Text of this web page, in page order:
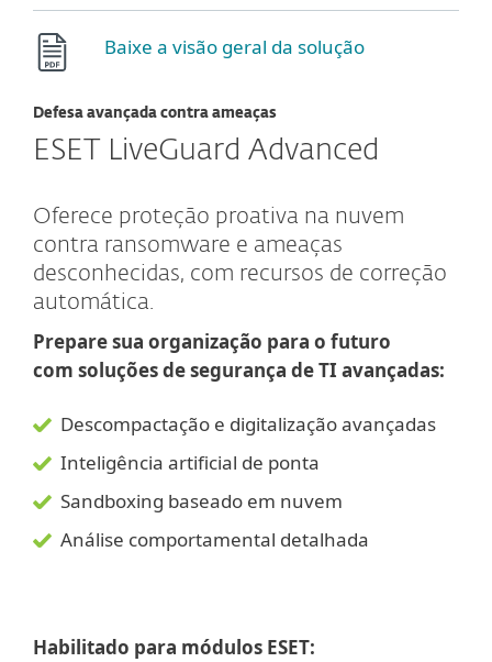
Baixe a visão geral da solução
Defesa avançada contra ameaças
ESET LiveGuard Advanced
Oferece proteção proativa na nuvem
contra ransomware e ameaças
desconhecidas, com recursos de correção
automática.
Prepare sua organização para o futuro
com soluções de segurança de TI avançadas:
Descompactação e digitalização avançadas
Inteligência artificial de ponta
Sandboxing baseado em nuvem
Análise comportamental detalhada
Habilitado para módulos ESET: